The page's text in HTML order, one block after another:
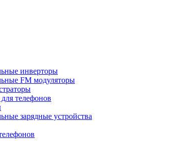
инверторы
FM модуляторы
телефонов
зарядные устройства